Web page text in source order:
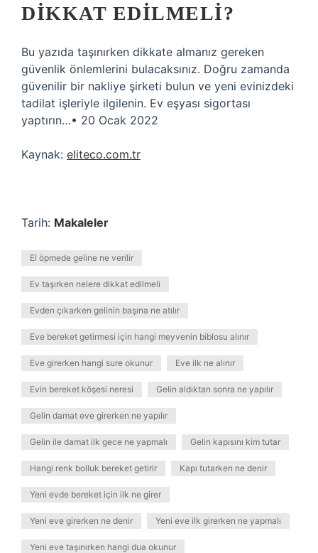
DIKKAT EDILMELI?
Bu yazıda taşınırken dikkate almanız gereken
güvenlik önlemlerini bulacaksınız. Doğru zamanda
güvenilir bir nakliye şirketi bulun ve yeni evinizdeki
tadilat işleriyle ilgilenin. Ev eşyası sigortası
yaptırın…• 20 Ocak 2022
Kaynak: eliteco.com.tr
Tarih: Makaleler
El öpmede geline ne verilir
Ev taşırken nelere dikkat edilmeli
Evden çıkarken gelinin başına ne atılır
Eve bereket getirmesi için hangi meyvenin biblosu alınır
Eve girerken hangi sure okunur Eve ilk ne alınır
Evin bereket köşesi neresi Gelin aldıktan sonra ne yapılır
Gelin damat eve girerken ne yapılır
Gelin ile damat ilk gece ne yapmalı Gelin kapısını kim tutar
Hangi renk bolluk bereket getirir Kapı tutarken ne denir
Yeni evde bereket için ilk ne girer
Yeni eve girerken ne denir Yeni eve ilk girerken ne yapmalı
Yeni eve taşınırken hangi dua okunur